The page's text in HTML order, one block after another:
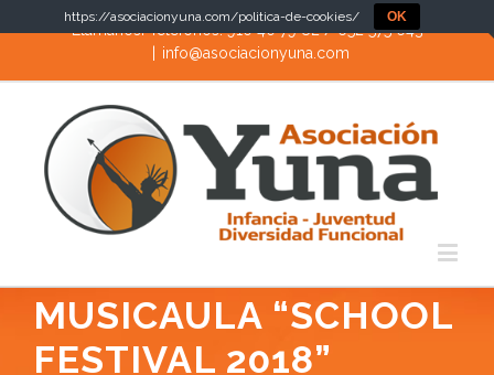
Llámanos! Teléfonos: 910 40 79 82 / 652 575 643
info@asociacionyuna.com
MUSICAULA “SCHOOL
FESTIVAL 2018”
https://asociacionyuna.com/politica-de-cookies/ OK